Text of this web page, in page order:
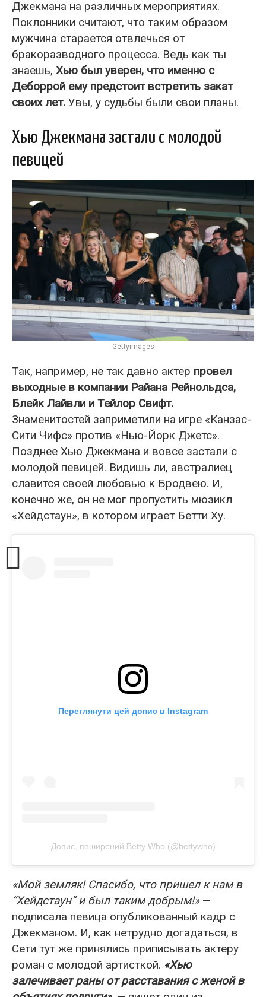
Джекмана на различных мероприятиях.
Поклонники считают, что таким образом
мужчина старается отвлечься от
бракоразводного процесса. Ведь как ты
знаешь, Хью был уверен, что именно с
Деборрой ему предстоит встретить закат
своих лет. Увы, у судьбы были свои планы.
Хью Джекмана застали с молодой
певицей
Gettyimages
Так, например, не так давно актер провел
выходные в компании Райана Рейнольдса,
Блейк Лайвли и Тейлор Свифт.
Знаменитостей заприметили на игре «Канзас-
Сити Чифс» против «Нью-Йорк Джетс».
Позднее Хью Джекмана и вовсе застали с
молодой певицей. Видишь ли, австралиец
славится своей любовью к Бродвею. И,
конечно же, он не мог пропустить мюзикл
«Хейдстаун», в котором играет Бетти Ху.
Переглянути цей допис в Instagram
Допис, поширений Betty Who (@bettywho)
«Мой земляк! Спасибо, что пришел к нам в
“Хейдстаун” и был таким добрым!»—
подписала певица опубликованный кадр с
Джекманом. И, как нетрудно догадаться, в
Сети тут же принялись приписывать актеру
роман с молодой артисткой. «Хью
залечивает раны от расставания с женой в